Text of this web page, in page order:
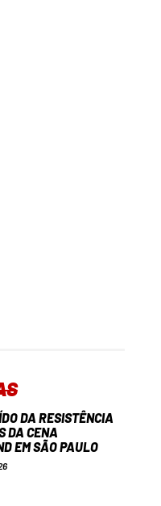
DA RESISTÊNCIA
DA CENA
EM SÃO PAULO